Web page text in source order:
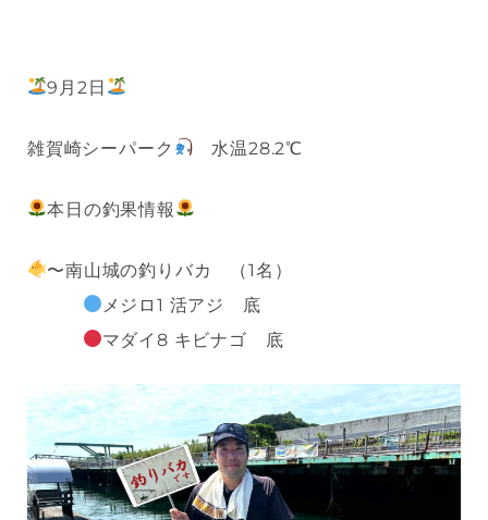
9月2日
雑賀崎シーパーク 水温28.2℃
本日の釣果情報
〜南山城の釣りバカ （1名）
メジロ1 活アジ 底
マダイ8 キビナゴ 底